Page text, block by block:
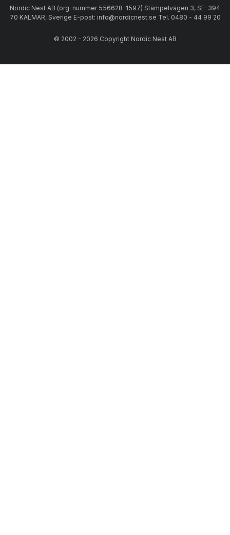
Nordic Nest AB (org. nummer 556628-1597) Stämpelvägen 3, SE-394
70 KALMAR, Sverige E-post: info@nordicnest.se Tel. 0480 - 44 99 20
© 2002 - 2026 Copyright Nordic Nest AB